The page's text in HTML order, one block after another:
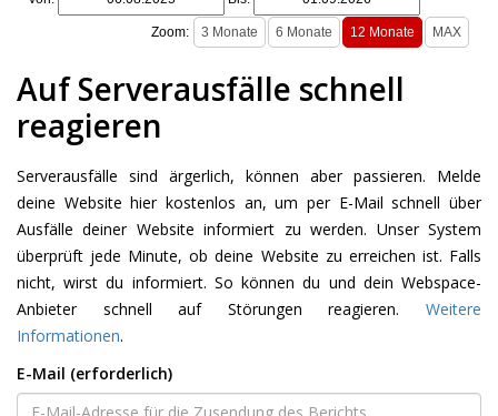
Zoom:
Auf Serverausfälle schnell
reagieren
Serverausfälle sind ärgerlich, können aber passieren. Melde
deine Website hier kostenlos an, um per E-Mail schnell über
Ausfälle deiner Website informiert zu werden. Unser System
überprüft jede Minute, ob deine Website zu erreichen ist. Falls
nicht, wirst du informiert. So können du und dein Webspace-
Anbieter schnell auf Störungen reagieren. Weitere
Informationen.
E-Mail (erforderlich)